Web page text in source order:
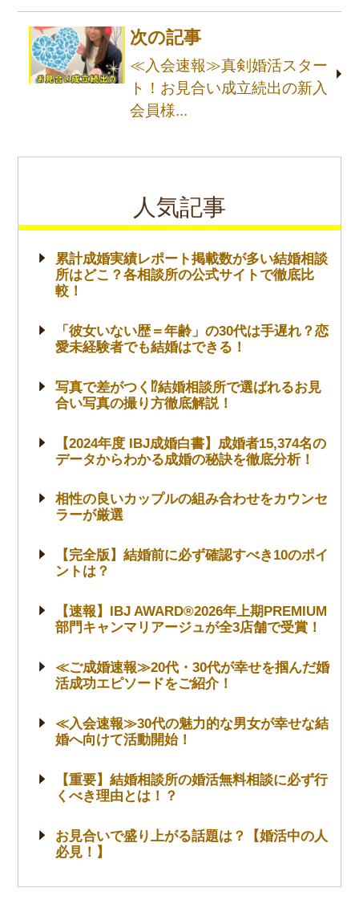
人気記事
累計成婚実績レポート掲載数が多い結婚相談
所はどこ？各相談所の公式サイトで徹底比
較！
「彼女いない歴＝年齢」の30代は手遅れ？恋
愛未経験者でも結婚はできる！
写真で差がつく⁉結婚相談所で選ばれるお見
合い写真の撮り方徹底解説！
【2024年度 IBJ成婚白書】成婚者15,374名の
データからわかる成婚の秘訣を徹底分析！
相性の良いカップルの組み合わせをカウンセ
ラーが厳選
【完全版】結婚前に必ず確認すべき10のポイ
ントは？
【速報】IBJ AWARD®2026年上期PREMIUM
部門キャンマリアージュが全3店舗で受賞！
≪ご成婚速報≫20代・30代が幸せを掴んだ婚
活成功エピソードをご紹介！
≪入会速報≫30代の魅力的な男女が幸せな結
婚へ向けて活動開始！
【重要】結婚相談所の婚活無料相談に必ず行
くべき理由とは！？
お見合いで盛り上がる話題は？【婚活中の人
必見！】
次の記事
≪入会速報≫真剣婚活スター
ト！お見合い成立続出の新入
会員様...